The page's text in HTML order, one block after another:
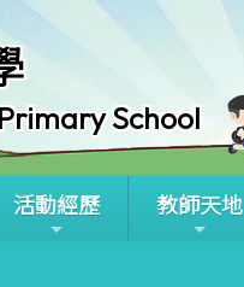
School
活動經歷 教師天地